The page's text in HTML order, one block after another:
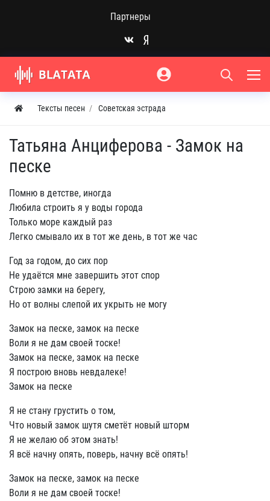
Партнеры
Тексты песен Советская эстрада
Татьяна Анциферова - Замок на
песке
Помню в детстве, иногда
Любила строить я у воды города
Только море каждый раз
Легко смывало их в тот же день, в тот же час
Год за годом, до сих пор
Не удаётся мне завершить этот спор
Строю замки на берегу,
Но от волны слепой их укрыть не могу
Замок на песке, замок на песке
Воли я не дам своей тоске!
Замок на песке, замок на песке
Я построю вновь невдалеке!
Замок на песке
Я не стану грустить о том,
Что новый замок шутя сметёт новый шторм
Я не желаю об этом знать!
Я всё начну опять, поверь, начну всё опять!
Замок на песке, замок на песке
Воли я не дам своей тоске!